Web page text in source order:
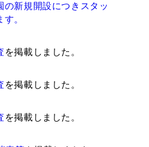
の新規開設につきスタッ
。
を掲載しました。
を掲載しました。
を掲載しました。